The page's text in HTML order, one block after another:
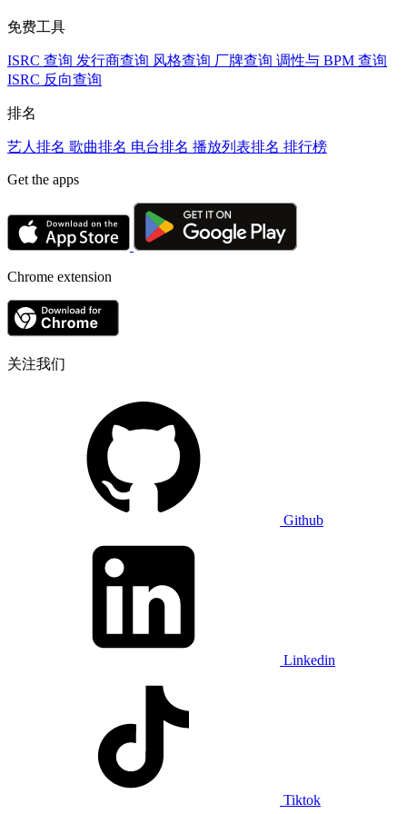
免费工具
ISRC 查询 发行商查询 风格查询 厂牌查询 调性与 BPM 查询
ISRC 反向查询
排名
艺人排名 歌曲排名 电台排名 播放列表排名 排行榜
Get the apps
Chrome extension
关注我们
Github
Linkedin
Tiktok